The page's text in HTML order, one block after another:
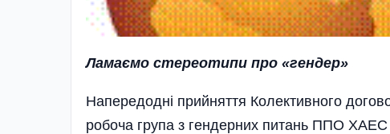
Ламаємо стереотипи про «гендер»
Напередодні прийняття Колективного
робоча група з гендерних питань ППО